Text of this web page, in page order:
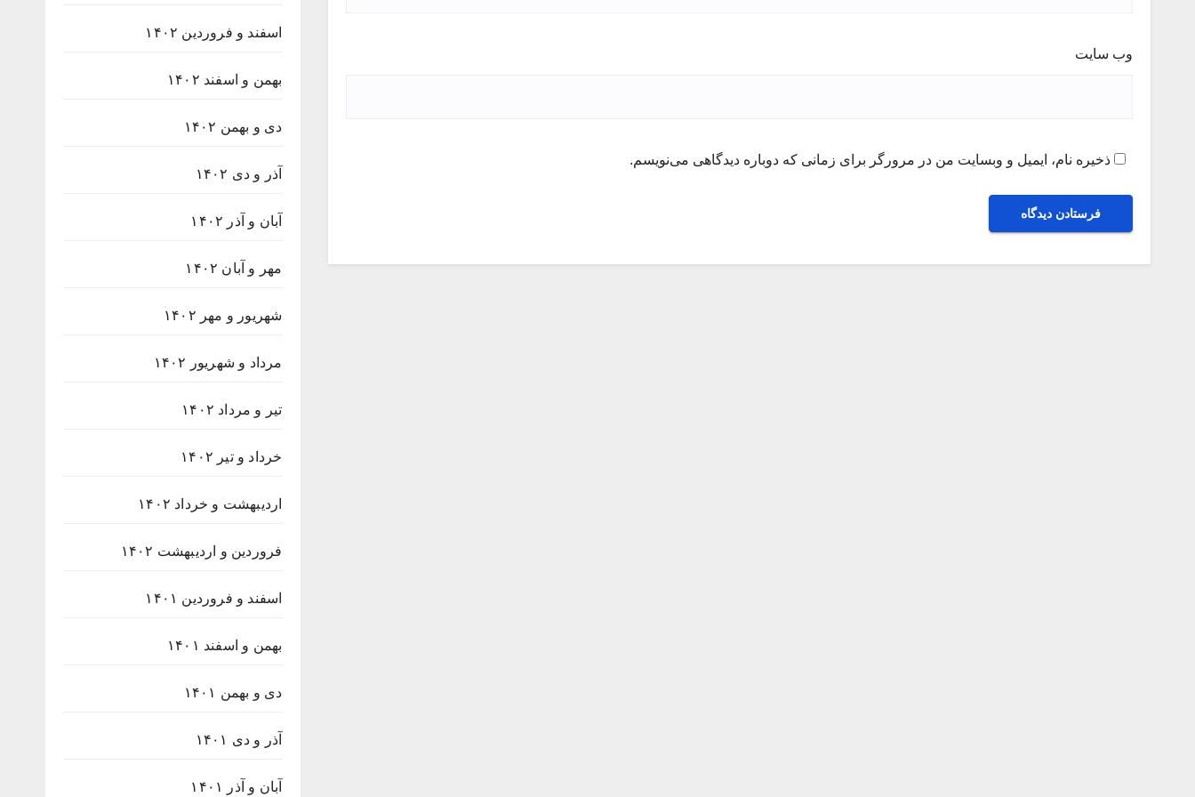
وب‌ سایت
ذخیره نام، ایمیل و وبسایت من در مرورگر برای زمانی که دوباره دیدگاهی می‌نویسم.
اسفند و فروردین ۱۴۰۲
بهمن و اسفند ۱۴۰۲
دی و بهمن ۱۴۰۲
آذر و دی ۱۴۰۲
آبان و آذر ۱۴۰۲
مهر و آبان ۱۴۰۲
شهریور و مهر ۱۴۰۲
مرداد و شهریور ۱۴۰۲
تیر و مرداد ۱۴۰۲
خرداد و تیر ۱۴۰۲
اردیبهشت و خرداد ۱۴۰۲
فروردین و اردیبهشت ۱۴۰۲
اسفند و فروردین ۱۴۰۱
بهمن و اسفند ۱۴۰۱
دی و بهمن ۱۴۰۱
آذر و دی ۱۴۰۱
آبان و آذر ۱۴۰۱